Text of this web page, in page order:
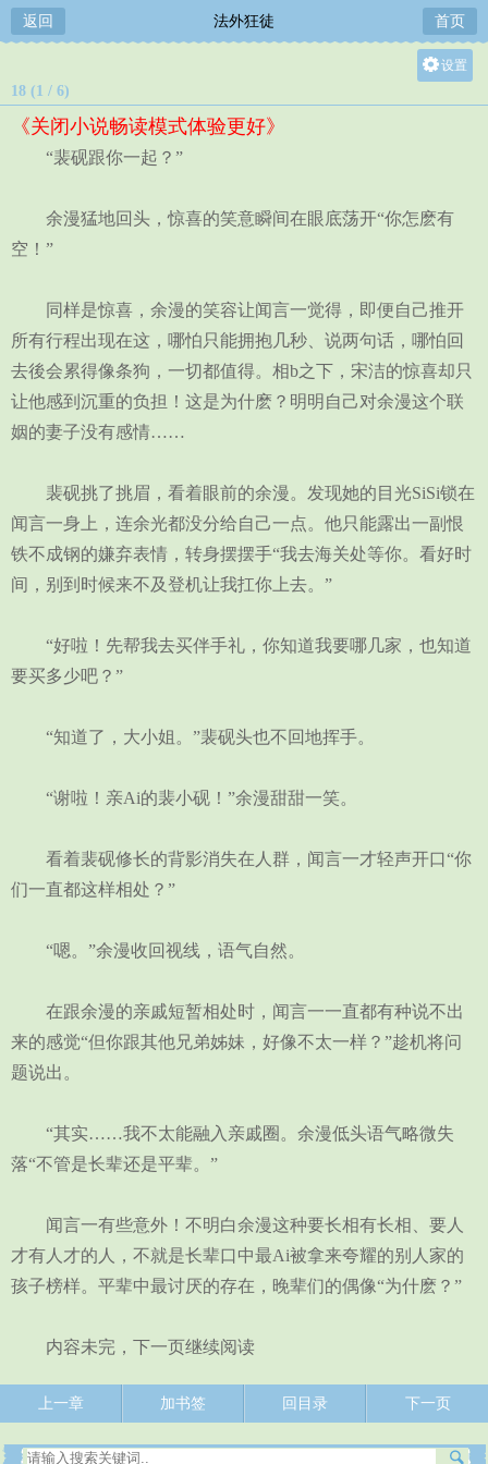
返回 法外狂徒 首页
设置
18 (1 / 6)
《关闭小说畅读模式体验更好》
“裴砚跟你一起？”
余漫猛地回头，惊喜的笑意瞬间在眼底荡开“你怎麽有
空！”
同样是惊喜，余漫的笑容让闻言一觉得，即便自己推开
所有行程出现在这，哪怕只能拥抱几秒、说两句话，哪怕回
去後会累得像条狗，一切都值得。相b之下，宋洁的惊喜却只
让他感到沉重的负担！这是为什麽？明明自己对余漫这个联
姻的妻子没有感情……
裴砚挑了挑眉，看着眼前的余漫。发现她的目光SiSi锁在
闻言一身上，连余光都没分给自己一点。他只能露出一副恨
铁不成钢的嫌弃表情，转身摆摆手“我去海关处等你。看好时
间，别到时候来不及登机让我扛你上去。”
“好啦！先帮我去买伴手礼，你知道我要哪几家，也知道
要买多少吧？”
“知道了，大小姐。”裴砚头也不回地挥手。
“谢啦！亲Ai的裴小砚！”余漫甜甜一笑。
看着裴砚修长的背影消失在人群，闻言一才轻声开口“你
们一直都这样相处？”
“嗯。”余漫收回视线，语气自然。
在跟余漫的亲戚短暂相处时，闻言一一直都有种说不出
来的感觉“但你跟其他兄弟姊妹，好像不太一样？”趁机将问
题说出。
“其实……我不太能融入亲戚圈。余漫低头语气略微失
落“不管是长辈还是平辈。”
闻言一有些意外！不明白余漫这种要长相有长相、要人
才有人才的人，不就是长辈口中最Ai被拿来夸耀的别人家的
孩子榜样。平辈中最讨厌的存在，晚辈们的偶像“为什麽？”
内容未完，下一页继续阅读
上一章 加书签 回目录 下一页